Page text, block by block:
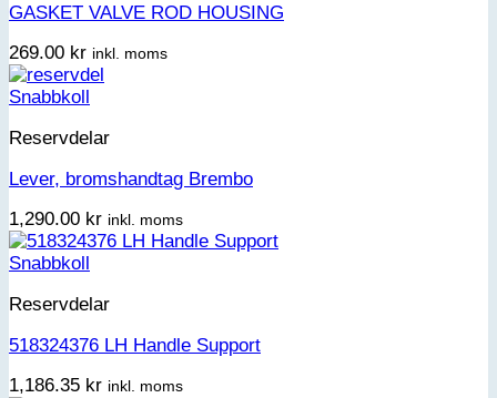
GASKET VALVE ROD HOUSING
269.00 kr inkl. moms
Snabbkoll
Reservdelar
Lever, bromshandtag Brembo
1,290.00 kr inkl. moms
Snabbkoll
Reservdelar
518324376 LH Handle Support
1,186.35 kr inkl. moms